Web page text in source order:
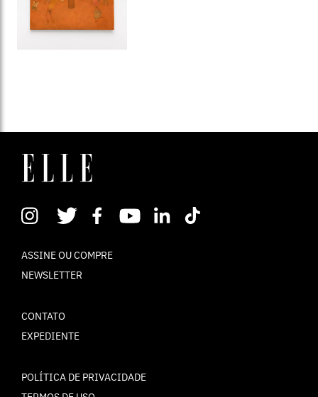
ASSINE OU COMPRE
NEWSLETTER
CONTATO
EXPEDIENTE
POLÍTICA DE PRIVACIDADE